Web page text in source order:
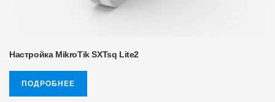
Настройка MikroTik SXTsq Lite2
ПОДРОБНЕЕ